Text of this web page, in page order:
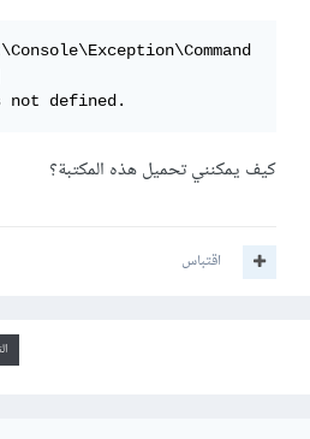
not defined.
كيف يمكنني تحميل هذه المكتبة؟
اقتباس